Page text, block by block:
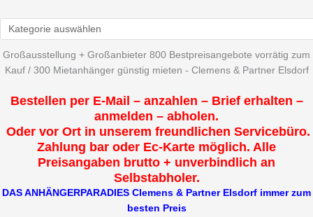
Großausstellung + Großanbieter 800 Bestpreisangebote vorrätig zum
Kauf / 300 Mietanhänger günstig mieten - Clemens & Partner Elsdorf
Bestellen per E-Mail – anzahlen – Brief erhalten –
anmelden – abholen.
Oder vor Ort in unserem freundlichen Servicebüro.
Zahlung bar oder Ec-Karte möglich. Alle
Preisangaben brutto + unverbindlich an
Selbstabholer.
DAS ANHÄNGERPARADIES Clemens & Partner Elsdorf immer zum
besten Preis